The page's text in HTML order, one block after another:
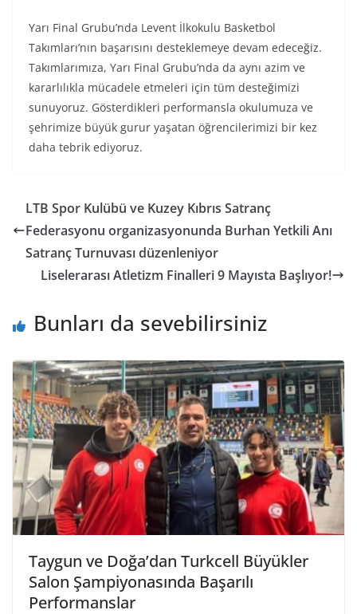
Yarı Final Grubu’nda Levent İlkokulu Basketbol
Takımları’nın başarısını desteklemeye devam edeceğiz.
Takımlarımıza, Yarı Final Grubu’nda da aynı azim ve
kararlılıkla mücadele etmeleri için tüm desteğimizi
sunuyoruz. Gösterdikleri performansla okulumuza ve
şehrimize büyük gurur yaşatan öğrencilerimizi bir kez
daha tebrik ediyoruz.
LTB Spor Kulübü ve Kuzey Kıbrıs Satranç
Federasyonu organizasyonunda Burhan Yetkili Anı
Satranç Turnuvası düzenleniyor
Liselerarası Atletizm Finalleri 9 Mayısta Başlıyor!
Bunları da sevebilirsiniz
Taygun ve Doğa’dan Turkcell Büyükler
Salon Şampiyonasında Başarılı
Performanslar